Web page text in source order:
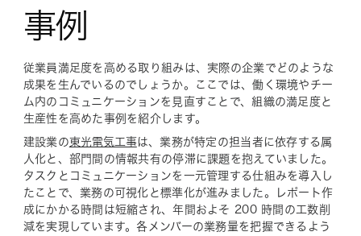
事例
従業員満足度を高める取り組みは、実際の企業でどのような
成果を生んでいるのでしょうか。ここでは、働く環境やチー
ム内のコミュニケーションを見直すことで、組織の満足度と
生産性を高めた事例を紹介します。
建設業の東光電気工事は、業務が特定の担当者に依存する属
人化と、部門間の情報共有の停滞に課題を抱えていました。
タスクとコミュニケーションを一元管理する仕組みを導入し
たことで、業務の可視化と標準化が進みました。レポート作
成にかかる時間は短縮され、年間およそ 200 時間の工数削
減を実現しています。各メンバーの業務量を把握できるよう